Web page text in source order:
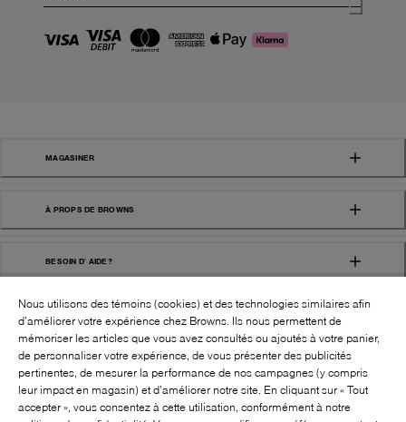
MAGASINER
À PROPS DE BROWNS
BESOIN D' AIDE?
SUIVEZ-NOUS!:
Nous utilisons des témoins (cookies) et des technologies similaires afin
d’améliorer votre expérience chez Browns. Ils nous permettent de
mémoriser les articles que vous avez consultés ou ajoutés à votre panier,
de personnaliser votre expérience, de vous présenter des publicités
pertinentes, de mesurer la performance de nos campagnes (y compris
leur impact en magasin) et d’améliorer notre site. En cliquant sur « Tout
accepter », vous consentez à cette utilisation, conformément à notre